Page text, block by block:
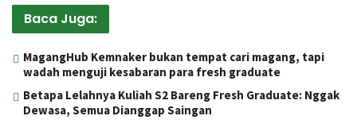
Baca Juga:
MagangHub Kemnaker bukan tempat cari magang, tapi
wadah menguji kesabaran para fresh graduate
Betapa Lelahnya Kuliah S2 Bareng Fresh Graduate: Nggak
Dewasa, Semua Dianggap Saingan